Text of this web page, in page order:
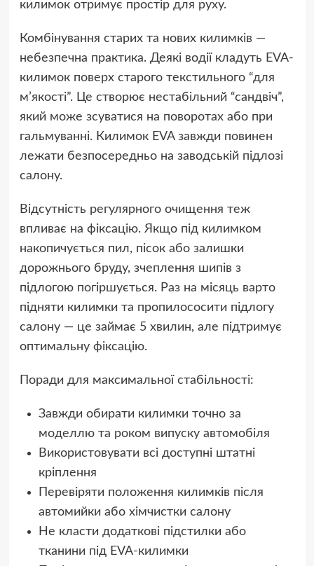
килимок отримує простір для руху.
Комбінування старих та нових килимків —
небезпечна практика. Деякі водії кладуть EVA-
килимок поверх старого текстильного “для
м’якості”. Це створює нестабільний “сандвіч”,
який може зсуватися на поворотах або при
гальмуванні. Килимок EVA завжди повинен
лежати безпосередньо на заводській підлозі
салону.
Відсутність регулярного очищення теж
впливає на фіксацію. Якщо під килимком
накопичується пил, пісок або залишки
дорожнього бруду, зчеплення шипів з
підлогою погіршується. Раз на місяць варто
підняти килимки та пропилососити підлогу
салону — це займає 5 хвилин, але підтримує
оптимальну фіксацію.
Поради для максимальної стабільності:
Завжди обирати килимки точно за
моделлю та роком випуску автомобіля
Використовувати всі доступні штатні
кріплення
Перевіряти положення килимків після
автомийки або хімчистки салону
Не класти додаткові підстилки або
тканини під EVA-килимки